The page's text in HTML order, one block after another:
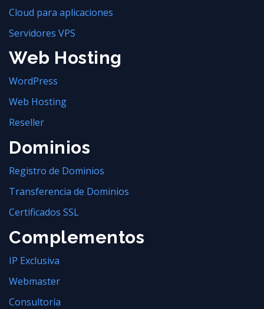
Cloud para aplicaciones
Servidores VPS
Web Hosting
WordPress
Web Hosting
Reseller
Dominios
Registro de Dominios
Transferencia de Dominios
Certificados SSL
Complementos
IP Exclusiva
Webmaster
Consultoría